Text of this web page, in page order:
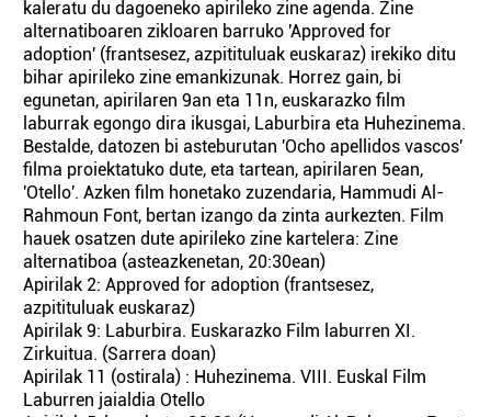
kaleratu du dagoeneko apirileko zine agenda. Zine
alternatiboaren zikloaren barruko 'Approved for
adoption' (frantsesez, azpitituluak euskaraz) irekiko ditu
bihar apirileko zine emankizunak. Horrez gain, bi
egunetan, apirilaren 9an eta 11n, euskarazko film
laburrak egongo dira ikusgai, Laburbira eta Huhezinema.
Bestalde, datozen bi asteburutan 'Ocho apellidos vascos'
filma proiektatuko dute, eta tartean, apirilaren 5ean,
'Otello'. Azken film honetako zuzendaria, Hammudi Al-
Rahmoun Font, bertan izango da zinta aurkezten. Film
hauek osatzen dute apirileko zine kartelera: Zine
alternatiboa (asteazkenetan, 20:30ean)
Apirilak 2: Approved for adoption (frantsesez,
azpitituluak euskaraz)
Apirilak 9: Laburbira. Euskarazko Film laburren XI.
Zirkuitua. (Sarrera doan)
Apirilak 11 (ostirala) : Huhezinema. VIII. Euskal Film
Laburren jaialdia Otello